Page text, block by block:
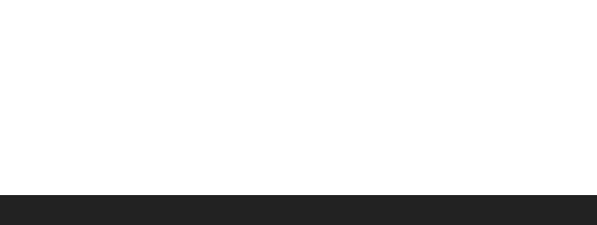
Praeterea iter Praeterea iter